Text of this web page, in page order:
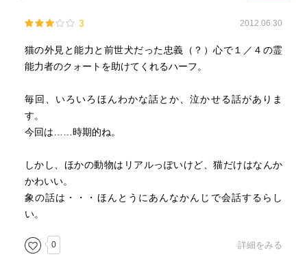
クォート&ハーフなので原発の話ではなく。何もない日常の
大切さ。元凶悪犯と知っていながら雇った家族の真意。更
生させたいとかそんな事ではなくて。その何気ない考え方
ぼろ泣きました。ただ、伝える漫画。あの後の事。
けばいいのか自分のやっている事と向き合って、悩んだん
3 2012.06.30
猫の外見と能力と前世犬だった忠義（？）心で１／４の霊
能力者のクォートを助けてくれるハーフ。
毎回、いろいろほんわかな話とか、泣かせる話がありま
す。
今回は……時期的ね。
しかし、ほかの動物はリアルっぽいけど、猫だけはなんか
かわいい。
象の話は・・・ほんとうにあんなかんじで会話するらし
い。
0 詳細をみる